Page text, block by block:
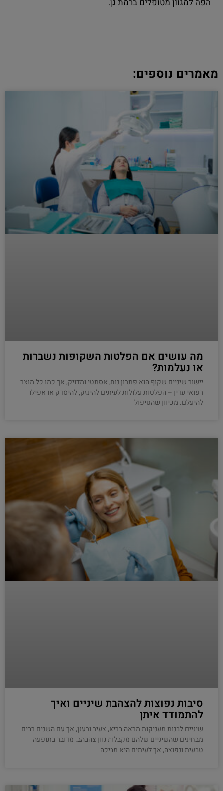
הפה למגוון מטופלים ברמת גן.
מאמרים נוספים:
מה עושים אם הפלטות השקופות נשברות
או נעלמות?
יישור שיניים שקוף הוא פתרון נוח, אסתטי ומדויק, אך כמו כל מוצר
רפואי עדין – הפלטות עלולות לעיתים להינזק, להיסדק או אפילו
להיעלם. מכיוון שהטיפול
סיבות נפוצות להצהבת שיניים ואיך
להתמודד איתן
שיניים לבנות מעניקות מראה בריא, צעיר ורענן, אך עם השנים רבים
מבחינים שהשיניים שלהם מקבלות גוון צהבהב. מדובר בתופעה
טבעית ונפוצה, אך לעיתים היא מביכה